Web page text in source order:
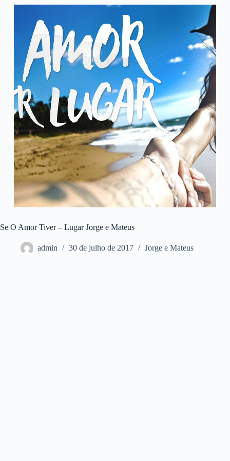
Se O Amor Tiver – Lugar Jorge e Mateus
admin 30 de julho de 2017 Jorge e Mateus